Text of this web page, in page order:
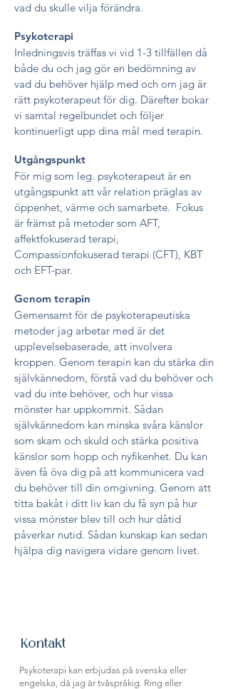
vad du skulle vilja förändra.
Psykoterapi
Inledningsvis träffas vi vid 1-3 tillfällen då
både du och jag gör en bedömning av
vad du behöver hjälp med och om jag är
rätt psykoterapeut för dig. Därefter bokar
vi samtal regelbundet och följer
kontinuerligt upp dina mål med terapin.
Utgångspunkt
För mig som leg. psykoterapeut är en
utgångspunkt att vår relation präglas av
öppenhet, värme och samarbete. Fokus
är främst på metoder som AFT,
affektfokuserad terapi,
Compassionfokuserad terapi (CFT), KBT
och EFT-par.
Genom terapin
Gemensamt för de psykoterapeutiska
metoder jag arbetar med är det
upplevelsebaserade, att involvera
kroppen. Genom terapin kan du stärka din
självkännedom, förstå vad du behöver och
vad du inte behöver, och hur vissa
mönster har uppkommit. Sådan
självkännedom kan minska svåra känslor
som skam och skuld och stärka positiva
känslor som hopp och nyfikenhet. Du kan
även få öva dig på att kommunicera vad
du behöver till din omgivning. Genom att
titta bakåt i ditt liv kan du få syn på hur
vissa mönster blev till och hur dåtid
påverkar nutid. Sådan kunskap kan sedan
hjälpa dig navigera vidare genom livet.
Kontakt
Psykoterapi kan erbjudas på svenska eller
engelska, då jag är tvåspråkig. Ring eller